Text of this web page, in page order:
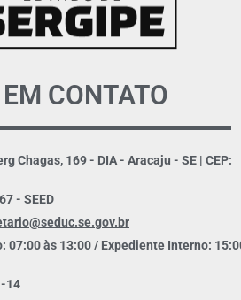
CONTATO
Chagas, 169 - DIA - Aracaju - SE | CEP:
- SEED
07:00 às 13:00 / Expediente Interno:
14